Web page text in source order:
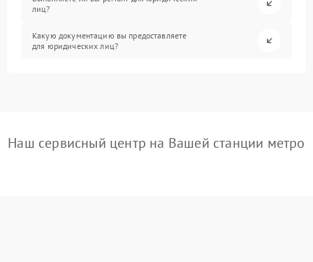
лиц?
Какую документацию вы предоставляете
для юридических лиц?
Наш сервисный центр на Вашей станции метро